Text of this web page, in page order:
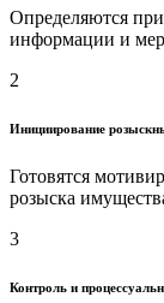
Определяются
информации и
2
Инициирование
Готовятся
розыска
3
Контроль и